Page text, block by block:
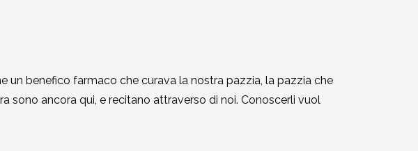
un benefico farmaco che curava la nostra pazzia, la pazzia che
sono ancora qui, e recitano attraverso di noi. Conoscerli vuol